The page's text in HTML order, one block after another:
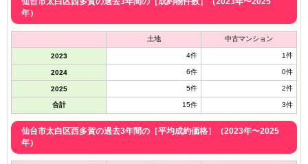
年）
土地 中古マンション
2023 4件 1件
2024 6件 0件
2025 5件 2件
合計 15件 3件
仙台市太白区西多賀の過去3年間の［平均成約価格］（2023年〜2025
年）